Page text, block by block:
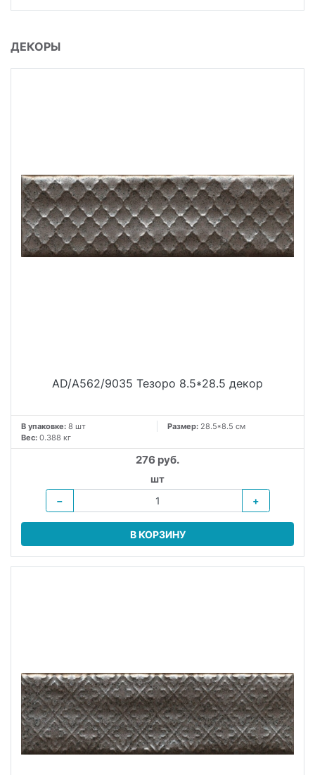
ДЕКОРЫ
AD/A562/9035 Тезоро 8.5*28.5 декор
В упаковке: 8 шт Размер: 28.5*8.5 см
Вес: 0.388 кг
276 руб.
шт
−
+
В КОРЗИНУ